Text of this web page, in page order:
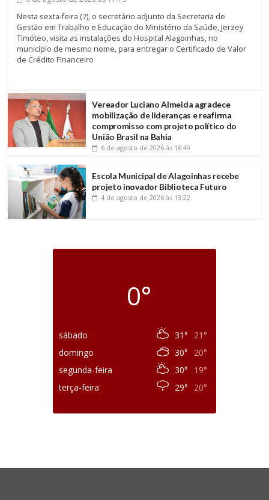
Nesta sexta-feira (7), o secretário adjunto da Secretaria de
Gestão em Trabalho e Educação do Ministério da Saúde, Jerzey
Timóteo, visita as instalações do Hospital Alagoinhas, no
município de mesmo nome, para entregar o Certificado de Valor
de Crédito Financeiro
Vereador Luciano Almeida agradece
mobilização de lideranças e reafirma
compromisso com projeto político do
União Brasil na Bahia
6 de agosto de 2026 às 16:49
Escola Municipal de Alagoinhas recebe
projeto inovador Biblioteca Futuro
4 de agosto de 2026 às 13:22
0°
sábado 31°
21°
domingo
30°
20°
segunda-feira
30°
19°
terça-feira
29° 20°